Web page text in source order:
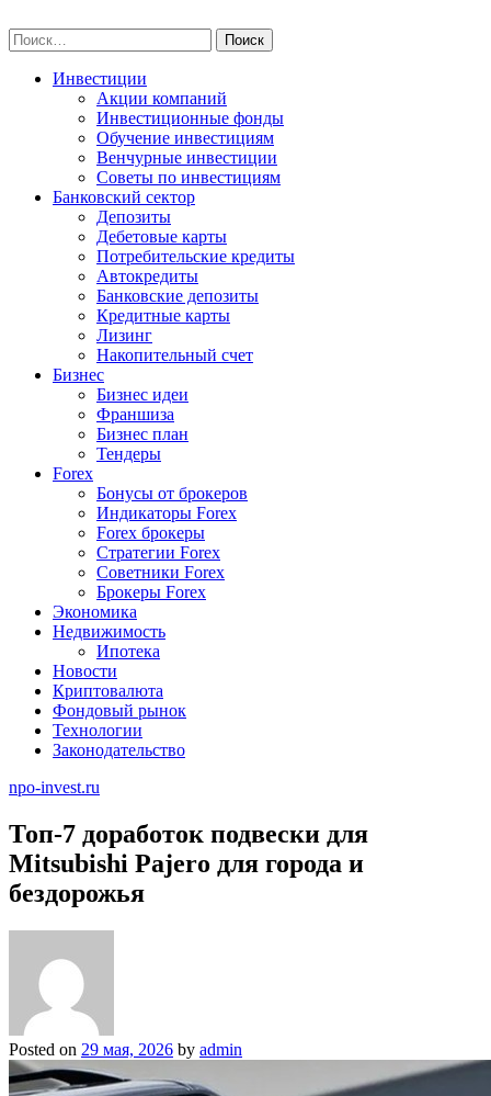
to
content
Найти:
Инвестиции
Акции компаний
Инвестиционные фонды
Обучение инвестициям
Венчурные инвестиции
Советы по инвестициям
Банковский сектор
Депозиты
Дебетовые карты
Потребительские кредиты
Автокредиты
Банковские депозиты
Кредитные карты
Лизинг
Накопительный счет
Бизнес
Бизнес идеи
Франшиза
Бизнес план
Тендеры
Forex
Бонусы от брокеров
Индикаторы Forex
Forex брокеры
Стратегии Forex
Советники Forex
Брокеры Forex
Экономика
Недвижимость
Ипотека
Новости
Криптовалюта
Фондовый рынок
Технологии
Законодательство
npo-invest.ru
Топ‑7 доработок подвески для
Mitsubishi Pajero для города и
бездорожья
Posted on 29 мая, 2026 by admin